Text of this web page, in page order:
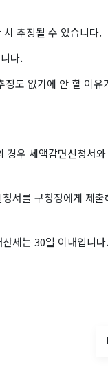
추징될 수 있습니다.
다.
도 없기에 안 할 이유
경우 세액감면신청서와
서를 구청장에게 제출
세는 30일 이내입니다.